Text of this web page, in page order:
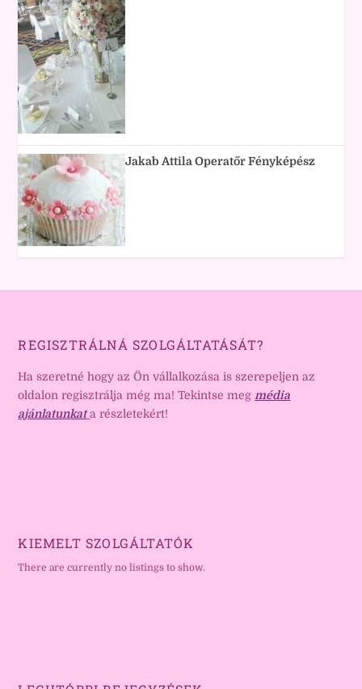
Jakab Attila Operatőr Fényképész
REGISZTRÁLNÁ SZOLGÁLTATÁSÁT?
Ha szeretné hogy az Ön vállalkozása is szerepeljen az
oldalon regisztrálja még ma! Tekintse meg média
ajánlatunkat a részletekért!
KIEMELT SZOLGÁLTATÓK
There are currently no listings to show.